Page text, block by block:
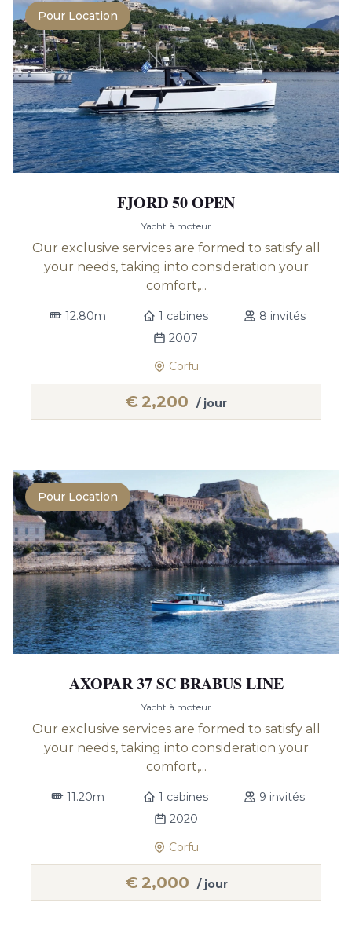
Pour Location
FJORD 50 OPEN
Yacht à moteur
Our exclusive services are formed to satisfy all
your needs, taking into consideration your
comfort,...
12.80m 1 cabines
8 invités
2007
Corfu
€2,200 / jour
Pour Location
AXOPAR 37 SC BRABUS LINE
Yacht à moteur
Our exclusive services are formed to satisfy all
your needs, taking into consideration your
comfort,...
11.20m 1 cabines
9 invités
2020
Corfu
€2,000 / jour